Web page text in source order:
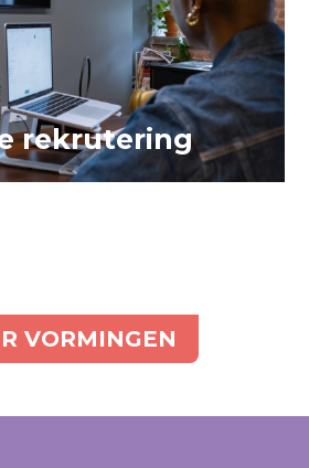
rekrutering
VORMINGEN